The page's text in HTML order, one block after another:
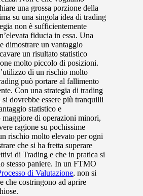
una grossa porzione della
su una singola idea di trading
non è sufficientemente
fiducia in essa. Una
dimostrare un vantaggio
un risultato statistico
molto piccolo di posizioni.
di un rischio molto
può portare al fallimento
Con una strategia di trading
dovrebbe essere più tranquilli
statistico e
maggiore di operazioni minori,
ragione su pochissime
rischio molto elevato per ogni
che si ha fretta superare
di Trading e che in pratica si
stesso paniere. In un FTMO
di Valutazione, non si
che costringono ad aprire